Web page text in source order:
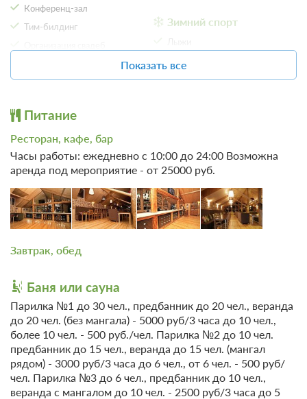
Одна двуспальная кровать
Ванная комната в номере
В стоимость входит:
завтрак, обед
3 600
Конференц-зал
Тим-билдинг
Детям
Игровая комната
Зимний спорт
Лыжи
Отдых
Показать все
Питание
Ресторан, кафе, бар
Часы работы: ежедневно с 10:00 до 24:00 Возможна
аренда под мероприятие - от 25000 руб.
Завтрак, обед
Баня или сауна
Парилка №1 до 30 чел., предбанник до 20 чел., веранда
до 20 чел. (без мангала) - 5000 руб/3 часа до 10 чел.,
более 10 чел. - 500 руб./чел. Парилка №2 до 10 чел.
предбанник до 15 чел., веранда до 15 чел. (мангал
рядом) - 3000 руб/3 часа до 6 чел., от 6 чел. - 500 руб/
чел. Парилка №3 до 6 чел., предбанник до 10 чел.,
веранда с мангалом до 10 чел. - 2500 руб/3 часа до 5